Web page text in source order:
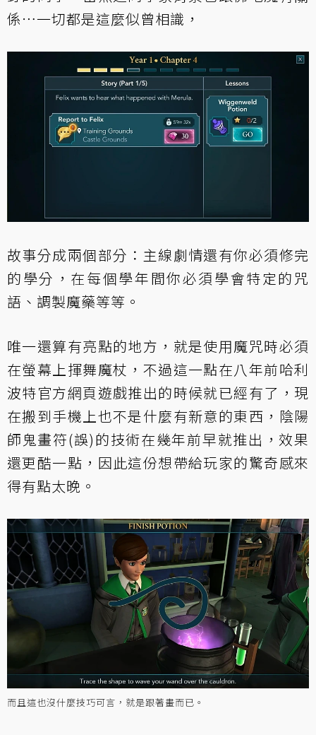
係⋯一切都是這麼似曾相識，
故事分成兩個部分：主線劇情還有你必須修完
的學分，在每個學年間你必須學會特定的咒
語、調製魔藥等等。
唯一還算有亮點的地方，就是使用魔咒時必須
在螢幕上揮舞魔杖，不過這一點在八年前哈利
波特官方網頁遊戲推出的時候就已經有了，現
在搬到手機上也不是什麼有新意的東西，陰陽
師鬼畫符(誤)的技術在幾年前早就推出，效果
還更酷一點，因此這份想帶給玩家的驚奇感來
得有點太晚。
而且這也沒什麼技巧可言，就是跟著畫而已。